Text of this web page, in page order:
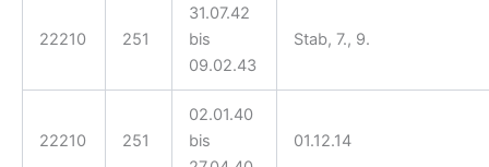
22210 251
31.07.42
bis
09.02.43
Stab, 7., 9.
22210 251
02.01.40
bis
01.12.14